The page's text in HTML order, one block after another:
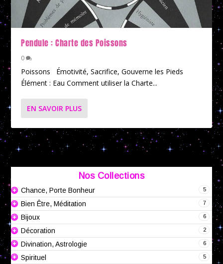
Pendule : Charte des Poissons
0
Poissons Émotivité, Sacrifice, Gouverne les Pieds
Élément : Eau Comment utiliser la Charte...
EN SAVOIR PLUS
Nos Collections
5
Chance, Porte Bonheur
7
Bien Être, Méditation
6
Bijoux
2
Décoration
6
Divination, Astrologie
5
Spirituel